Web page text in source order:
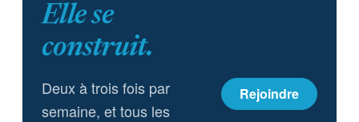
Elle se
construit.
Deux à trois fois par
semaine, et tous les
Rejoindre